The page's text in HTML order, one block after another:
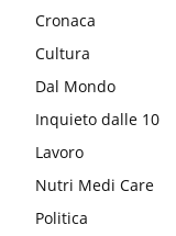
Cronaca
Cultura
Dal Mondo
Inquieto dalle 10
Lavoro
Nutri Medi Care
Politica